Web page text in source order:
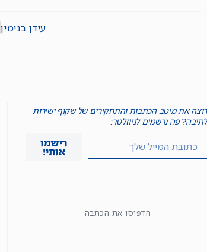
עידן בנימין
רוצה את מיטב הכתבות והתחקירים של שקוף ישירות
לתיבה? פה נרשמים לניוזלטר:
רישמו
אותי!
הדפיסו את הכתבה